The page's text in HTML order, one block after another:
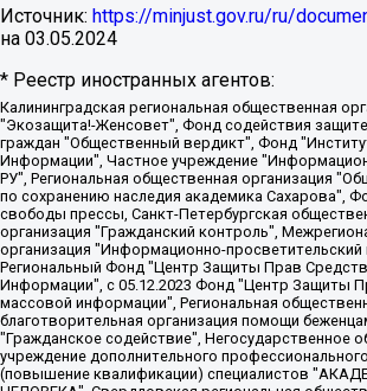
Источник: https://minjust.gov.ru/ru/
на 03.05.2024
* Реестр иностранных агентов:
Калининградская региональная общественная организация "Экозащита!-Женсовет", Фонд содействия защите прав и свобод граждан "Общественный вердикт", Фонд "Институт Развития Свободы Информации", Частное учреждение "Информационное агентство МЕМО. РУ", Региональная общественная организация "Общественная комиссия по сохранению наследия академика Сахарова", Фонд поддержки свободы прессы, Санкт-Петербургская общественная правозащитная организация "Гражданский контроль", Межрегиональная общественная организация "Информационно-просветительский центр "Мемориал", Региональный Фонд "Центр Защиты Прав Средств Массовой Информации", с 05.12.2023 Фонд "Центр Защиты Прав Средств массовой информации", Региональная общественная благотворительная организация помощи беженцам и мигрантам "Гражданское содействие", Негосударственное образовательное учреждение дополнительного профессионального образования (повышение квалификации) специалистов "АКАДЕМИЯ ПО ПРАВАМ ЧЕЛОВЕКА", Свердловская региональная общественная организация "Сутяжник", Автономная некоммерческая организация "Центр независимых социологических исследований", Союз общественных объединений "Российский исследовательский центр по правам человека", Региональное общественное учреждение научно-информационный центр "МЕМОРИАЛ", Некоммерческая организация "Фонд защиты гласности", Автономная некоммерческая организация "Институт прав человека", Городская общественная организация "Екатеринбургское общество "МЕМОРИАЛ", Городская общественная организация "Рязанское историко-просветительское и правозащитное общество "Мемориал" (Рязанский Мемориал), Челябинский региональный орган общественной самодеятельности – женское общественное объединение "Женщины Евразии", Челябинский региональный орган общественной самодеятельности "Уральская правозащитная группа", Фонд содействия защите здоровья и социальной справедливости имени Андрея Рылькова, Автономная Некоммерческая Организация "Аналитический Центр Юрия Левады", Автономная некоммерческая организация социальной поддержки населения "Проект Апрель", Региональная общественная организация помощи женщинам и детям, находящимся в кризисной ситуации "Информационно-методический центр "Анна", Фонд содействия развитию массовых коммуникаций и правовому просвещению "Так-так-Так", Фонд содействия устойчивому развитию "Серебряная тайга", Свердловский региональный общественный фонд социальных проектов "Новое время", "Idel.Реалии", Кавказ.Реалии, Крым.Реалии, Телеканал Настоящее Время, Татаро-башкирская служба Радио Свобода (Azatliq Radiosi), Радио Свободная Европа/Радио Свобода (PCE/PC), "Сибирь.Реалии", "Фактограф", Благотворительный фонд помощи осужденным и их семьям, Автономная некоммерческая организация "Институт глобализации и социальных движений", Фонд "В защиту прав заключенных", Частное учреждение "Центр поддержки и содействия развитию средств массовой информации", Пензенский региональный общественный благотворительный фонд "Гражданский союз", "Север.Реалии", Некоммерческая организация Фонд "Правовая инициатива", Общество с ограниченной ответственностью "Радио Свободная Европа/Радио Свобода", Чешское информационное агентство "MEDIUM-ORIENT", Красноярская региональная общественная организация "Мы против СПИДа", Камалягин Денис Николаевич, Маркелов Сергей Евгеньевич, Пономарев Лев Александрович, Савицкая Людмила Алексеевна, Автономная некоммерческая организация "Центр по работе с проблемой насилия "НАСИЛИЮ.НЕТ", Межрегиональный профессиональный союз работников здравоохранения "Альянс врачей", Юридическое лицо, зарегистрированное в Латвийской Республике, SIA "Medusa Project" (регистрационный номер 40103797863, дата регистрации 10.06.2014), Некоммерческая организация "Фонд по борьбе с коррупцией", Автономная некоммерческая организация "Институт права и публичной политики", Баданин Роман Сергеевич, Гликин Максим Александрович, Железнова Мария Михайловна, Лукьянова Юлия Сергеевна, Маетная Елизавета Витальевна, Маняхин Петр Борисович, Чуракова Ольга Владимировна, Ярош Юлия Петровна, Юридическое лицо "The Insider SIA", зарегистрированное в Риге, Латвийская Республика (дата регистрации 26.06.2015), являющееся администратором доменного имени интернет-издания "The Insider SIA", https://theins.ru, Постернак Алексей Евгеньевич, Рубин Михаил Аркадьевич, Анин Роман Александрович, Юридическое лицо Istories fonds, зарегистрированное в Латвийской Республике (регистрационный номер 50008295751, дата регистрации 24.02.2020), Великовский Дмитрий Александрович, Долинина Ирина Николаевна, Мароховская Алеся Алексеевна, Шлейнов Роман Юрьевич, Шмагун Олеся Валентиновна, Общество с ограниченной ответственностью "Альтаир 2021", Общество с ограниченной ответственностью "Вега 2021", Общество с ограниченной ответственностью "Главный редактор 2021", Общество с ограниченной ответственностью "Ромашки монолит", Важенков Артем Валерьевич, Ивановская областная общественная организация "Центр гендерных исследований", Гурман Юрий Альбертович, Медиапроект "ОВД-Инфо", Егоров Владимир Владимирович, Жилинский Владимир Александрович, Общество с ограниченной ответственностью "ЗП", Иванова София Юрьевна, Карезина Инна Павловна, Кильтау Екатерина Викторовна, Петров Алексей Викторович, Пискунов Сергей Евгеньевич, Смирнов Сергей Сергеевич, Тихонов Михаил Сергеевич, Общество с ограниченной ответственностью "ЖУРНАЛИСТ-ИНОСТРАННЫЙ АГЕНТ", Арапова Галина Юрьевна, Вольтская Татьяна Анатольевна, Американская компания "Mason G.E.S. Anonymous Foundation" (США), являющаяся владельцем интернет-издания https://mnews.world/, Компания "Stichting Bellingcat", зарегистрированная в Нидерландах (дата регистрации 11.07.2018), Захаров Андрей Вячеславович, Клепиковская Екатерина Дмитриевна, Общество с ограниченной ответственностью "МЕМО", Перл Роман Александрович, Симонов Евгений Алексеевич, Соловьева Елена Анатольевна, Сотников Даниил Владимирович, Сурначева Елизавета Дмитриевна, Автономная некоммерческая организация по защите прав человека и информированию населения "Якутия – Наше Мнение", Общество с ограниченной ответственностью "Москоу диджитал медиа", с 26.01.2023 Общество с ограниченной ответственностью "Чайка Белые сады", Ветошкина Валерия Валерьевна, Заговора Максим Александрович, Межрегиональное общественное движение "Российская ЛГБТ - сеть", Оленичев Максим Владимирович, Павлов Иван Юрьевич, Скворцова Елена Сергеевна, Общество с ограниченной ответственностью "Как бы инагент", Кочетков Игорь Викторович, Общество с ограниченной ответственностью "Честные выборы", Еланчик Олег Александрович, Общество с ограниченной ответственностью "Нобелевский призыв", Гималова Регина Эмилевна, Григорьев Андрей Валерьевич, Григорьева Алина Александровна, Ассоциация по содействию защите прав призывников, альтернативнослужащих и военнослужащих "Правозащитная группа "Гражданин.Армия.Право", Хисамова Регина Фаритовна, Автономная некоммерческая организация по реализации социально-правовых программ "Лилит", Дальневосточное общественное движение "Маяк", Санкт-Петербургская ЛГБТ-инициативная группа "Выход", Инициативная группа ЛГБТ+ "Реверс", Алексеев Андрей Викторович, Бекбулатова Таисия Львовна, Беляев Иван Михайлович, Владыкина Елена Сергеевна, Гельман Марат Александрович, Никульшина Вероника Юрьевна, Толоконникова Надежда Андреевна, Шендерович Виктор Анатольевич, Общество с ограниченной ответственностью "Данное сообщение", Общество с ограниченной ответственностью Издательский дом "Новая глава", Айнбиндер Александра Александровна, Московский комьюнити-центр для ЛГБТ+инициатив, Благотворительный фонд развития филантропии, Deutsche Welle (Германия, Kurt-Schumacher-Strasse 3, 53113 Bonn), Борзунова Мария Михайловна, Воробьев Виктор Викторович, Голубева Анна Львовна, Константинова Алла Михайловна, Малкова Ирина Владимировна, Мурадов Мурад Абдулгалимович, Осетинская Елизавета Николаевна, Понасенков Евгений Николаевич, Ганапольский Матвей Юрьевич, Киселев Евгений Алексеевич, Борухович Ирина Григорьевна, Дремин Иван Тимофеевич, Дубровский Дмитрий Викторович, Красноярская региональная общественная организация поддержки и развития альтернативных образовательных технологий и межкультурных коммуникаций "ИНТЕРРА", Маяковская Екатерина Алексеевна, Фейгин Марк Захарович, Филимонов Андрей Викторович, Дзугкоева Регина Николаевна, Доброхотов Роман Александрович, Дудь Юрий Александрович, Елкин Сергей Владимирович, Кругликов Кирилл Игоревич, Сабунаева Мария Леонидовна, Семенов Алексей Владимирович, Шаинян